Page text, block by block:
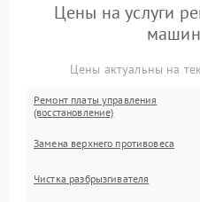
Цены на услуги
Цены актуальны на
Ремонт платы управления
(восстановление)
Замена верхнего противовеса
Чистка разбрызгивателя